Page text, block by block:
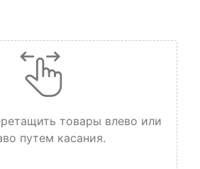
товары влево или
путем касания.